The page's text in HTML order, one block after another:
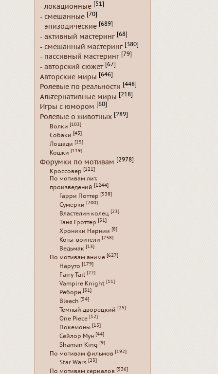
- локационные [51]
- смешанные [70]
- эпизодические [689]
- активный мастеринг [68]
- смешанный мастеринг [380]
- пассивный мастеринг [79]
- авторский сюжет [67]
Авторские миры [646]
Ролевые по реальности [448]
Альтернативные миры [218]
Игры с юмором [60]
Ролевые о животных [289]
Волки [103]
Собаки [43]
Лошади [15]
Кошки [119]
Форумки по мотивам [2978]
Кроссовер [121]
По мотивам лит.
произведений [1244]
Гарри Поттер [538]
Сумерки [200]
Властелин колец [23]
Таня Гроттер [51]
Хроники Нарнии [8]
Коты-воители [238]
Ведьмак [13]
По мотивам аниме [627]
Наруто [179]
Fairy Tail [22]
Vampire Knight [11]
Реборн [31]
Bleach [54]
Темный дворецкий [25]
One Piece [12]
Покемоны [15]
Сейлор Мун [44]
Shaman King [9]
По мотивам фильмов [192]
Star Wars [23]
По мотивам сериалов [536]